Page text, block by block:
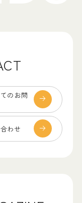
のお問
わせ